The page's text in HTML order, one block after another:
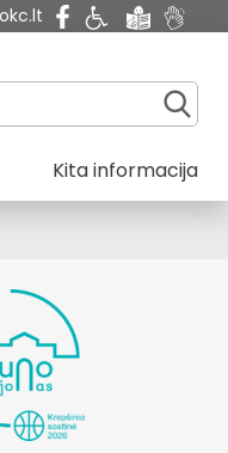
Kita informacija